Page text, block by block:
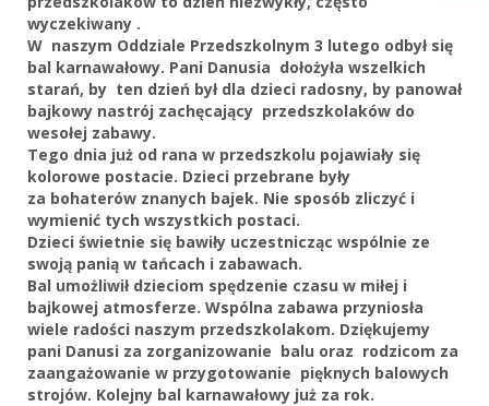
wyczekiwany .
W naszym Oddziale Przedszkolnym 3 lutego odbył się
bal karnawałowy. Pani Danusia dołożyła wszelkich
starań, by ten dzień był dla dzieci radosny, by panował
bajkowy nastrój zachęcający przedszkolaków do
wesołej zabawy.
Tego dnia już od rana w przedszkolu pojawiały się
kolorowe postacie. Dzieci przebrane były
za bohaterów znanych bajek. Nie sposób zliczyć i
wymienić tych wszystkich postaci.
Dzieci świetnie się bawiły uczestnicząc wspólnie ze
swoją panią w tańcach i zabawach.
Bal umożliwił dzieciom spędzenie czasu w miłej i
bajkowej atmosferze. Wspólna zabawa przyniosła
wiele radości naszym przedszkolakom. Dziękujemy
pani Danusi za zorganizowanie balu oraz rodzicom za
zaangażowanie w przygotowanie pięknych balowych
strojów. Kolejny bal karnawałowy już za rok.